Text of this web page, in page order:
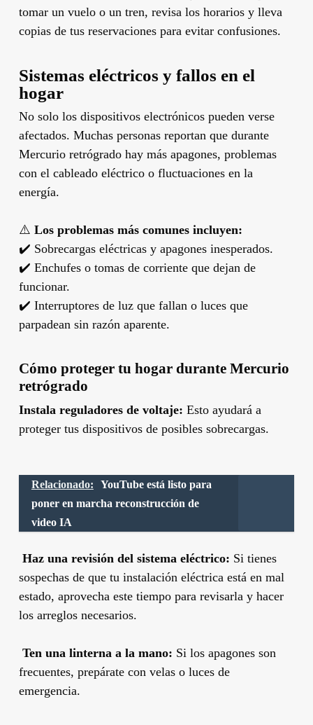
tomar un vuelo o un tren, revisa los horarios y lleva
copias de tus reservaciones para evitar confusiones.
Sistemas eléctricos y fallos en el
hogar
No solo los dispositivos electrónicos pueden verse
afectados. Muchas personas reportan que durante
Mercurio retrógrado hay más apagones, problemas
con el cableado eléctrico o fluctuaciones en la
energía.
⚠️ Los problemas más comunes incluyen:
✔️ Sobrecargas eléctricas y apagones inesperados.
✔️ Enchufes o tomas de corriente que dejan de
funcionar.
✔️ Interruptores de luz que fallan o luces que
parpadean sin razón aparente.
Cómo proteger tu hogar durante Mercurio
retrógrado
Instala reguladores de voltaje: Esto ayudará a
proteger tus dispositivos de posibles sobrecargas.
Relacionado:
YouTube está listo para
poner en marcha reconstrucción de
video IA
Haz una revisión del sistema eléctrico: Si tienes
sospechas de que tu instalación eléctrica está en mal
estado, aprovecha este tiempo para revisarla y hacer
los arreglos necesarios.
Ten una linterna a la mano: Si los apagones son
frecuentes, prepárate con velas o luces de
emergencia.